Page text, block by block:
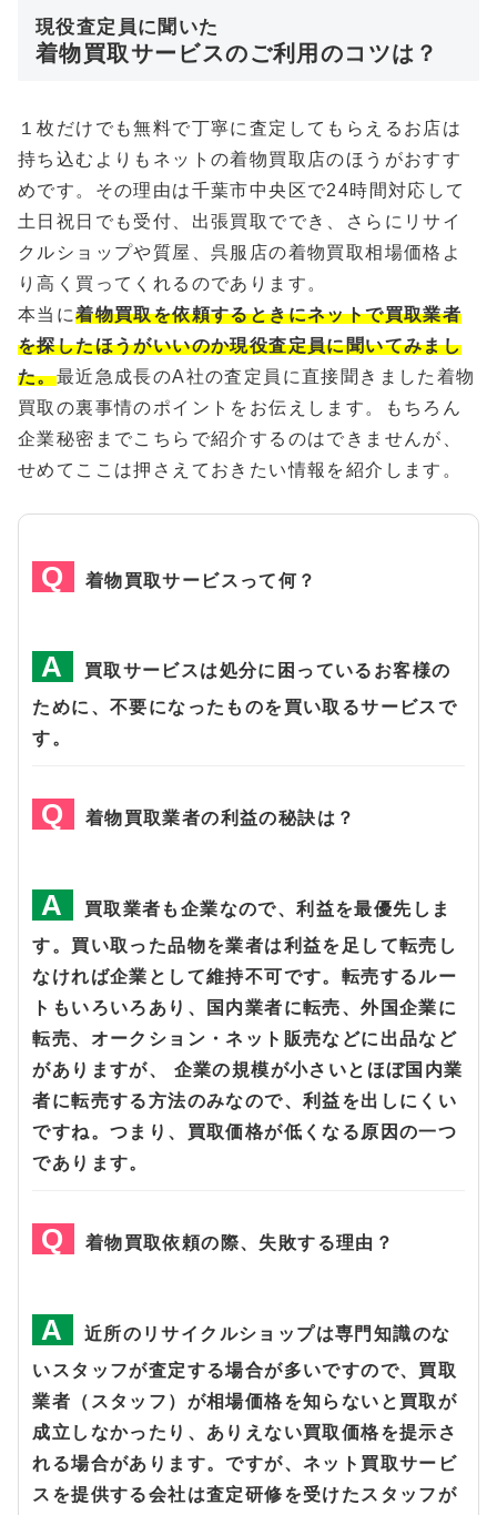
現役査定員に聞いた
着物買取サービスのご利用のコツは？
１枚だけでも無料で丁寧に査定してもらえるお店は
持ち込むよりもネットの着物買取店のほうがおすす
めです。その理由は千葉市中央区で24時間対応して
土日祝日でも受付、出張買取ででき、さらにリサイ
クルショップや質屋、呉服店の着物買取相場価格よ
り高く買ってくれるのであります。
本当に着物買取を依頼するときにネットで買取業者
を探したほうがいいのか現役査定員に聞いてみまし
た。最近急成長のA社の査定員に直接聞きました着物
買取の裏事情のポイントをお伝えします。もちろん
企業秘密までこちらで紹介するのはできませんが、
せめてここは押さえておきたい情報を紹介します。
着物買取サービスって何？
買取サービスは処分に困っているお客様の
ために、不要になったものを買い取るサービスで
す。
着物買取業者の利益の秘訣は？
買取業者も企業なので、利益を最優先しま
す。買い取った品物を業者は利益を足して転売し
なければ企業として維持不可です。転売するルー
トもいろいろあり、国内業者に転売、外国企業に
転売、オークション・ネット販売などに出品など
がありますが、 企業の規模が小さいとほぼ国内業
者に転売する方法のみなので、利益を出しにくい
ですね。つまり、買取価格が低くなる原因の一つ
であります。
着物買取依頼の際、失敗する理由？
近所のリサイクルショップは専門知識のな
いスタッフが査定する場合が多いですので、買取
業者（スタッフ）が相場価格を知らないと買取が
成立しなかったり、ありえない買取価格を提示さ
れる場合があります。ですが、ネット買取サービ
スを提供する会社は査定研修を受けたスタッフが